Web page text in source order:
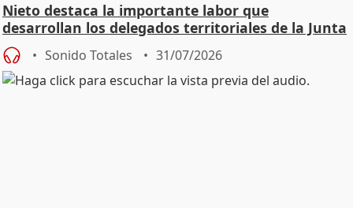
Nieto destaca la importante labor que
desarrollan los delegados territoriales de la Junta
Sonido Totales 31/07/2026